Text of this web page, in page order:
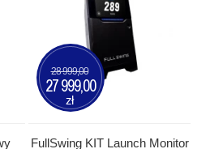
FullSwing KIT Launch Monitor
28 999,00
27 999,00
zł